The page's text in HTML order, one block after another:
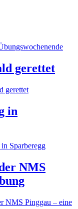
gerettet
gerettet
in
Sparberegg
NMS
NMS Pinggau – eine